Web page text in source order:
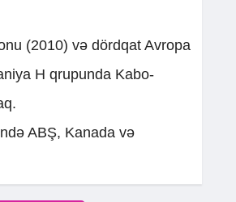
(2010) və dördqat Avropa
H qrupunda Kabo-
ABŞ, Kanada və